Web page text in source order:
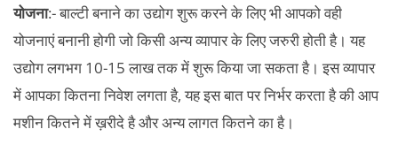
योजना:- बाल्टी बनाने का उद्योग शुरू करने के लिए भी आपको वही
योजनाएं बनानी होगी जो किसी अन्य व्यापार के लिए जरुरी होती है। यह
उद्योग लगभग 10-15 लाख तक में शुरू किया जा सकता है। इस व्यापार
में आपका कितना निवेश लगता है, यह इस बात पर निर्भर करता है की आप
मशीन कितने में ख़रीदे है और अन्य लागत कितने का है।